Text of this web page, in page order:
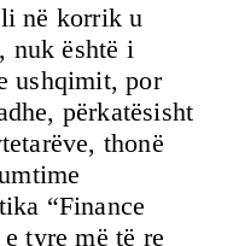
në korrik u
nuk është i
ushqimit, por
përkatësisht
thonë
“Finance
tyre më të re